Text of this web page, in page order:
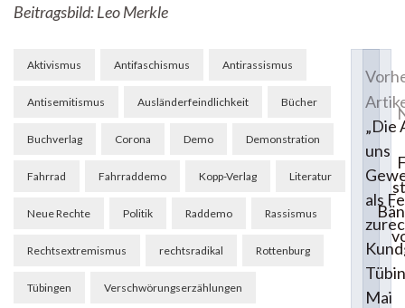
Beitragsbild: Leo Merkle
Aktivismus Antifaschismus Antirassismus
Antisemitismus Ausländerfeindlichkeit Bücher
Buchverlag Corona Demo Demonstration
Fahrrad Fahrraddemo Kopp-Verlag Literatur
Neue Rechte Politik Raddemo Rassismus
Rechtsextremismus rechtsradikal Rottenburg
Tübingen Verschwörungserzählungen
Beitragsnavigation
„Die
uns
als
Mai